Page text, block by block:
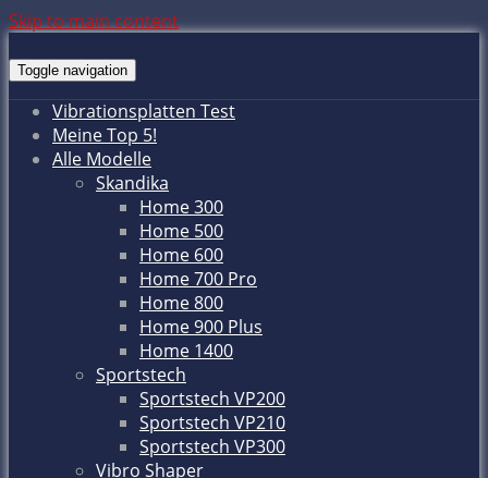
Skip to main content
Toggle navigation
Vibrationsplatten Test
Meine Top 5!
Alle Modelle
Skandika
Home 300
Home 500
Home 600
Home 700 Pro
Home 800
Home 900 Plus
Home 1400
Sportstech
Sportstech VP200
Sportstech VP210
Sportstech VP300
Vibro Shaper